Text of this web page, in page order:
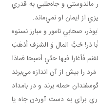
مالدوستي و جاه‌طلبي به قدري
از ايمان او نمي‌ماند.
صحابي نامور و مبارز نستوه
ذر! حُبُّ المال وَ الشرَف أذهَبَ
فَأغارا فيها حتّي أصبحا فماذا
را بيش از آن اندازه مي‌برند
حمله برند و در بامداد
براي به دست آوردن جاه يا